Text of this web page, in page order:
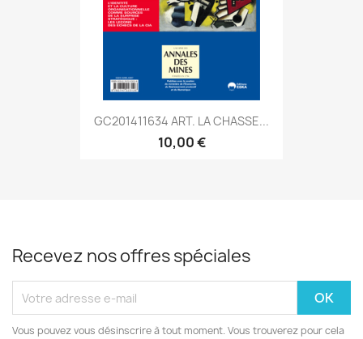
GC201411634 ART. LA CHASSE...
10,00 €
Recevez nos offres spéciales
Vous pouvez vous désinscrire à tout moment. Vous trouverez pour cela